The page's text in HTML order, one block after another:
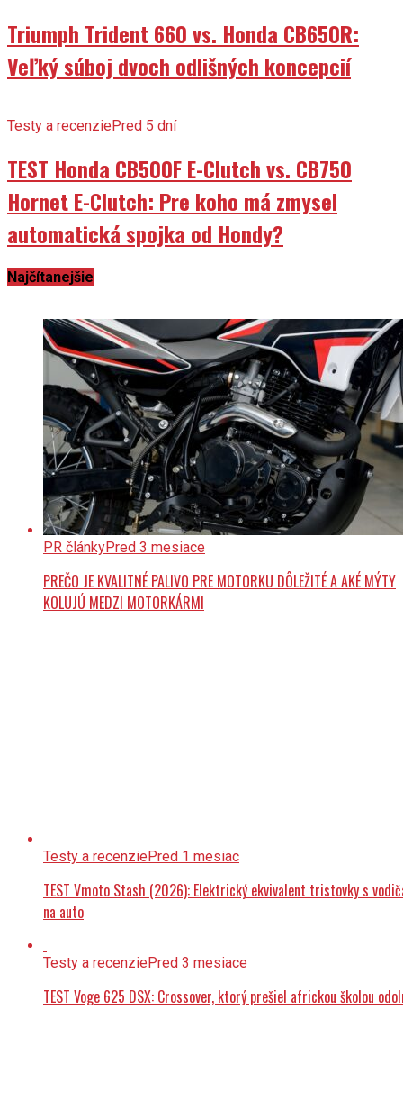
Triumph Trident 660 vs. Honda CB650R:
Veľký súboj dvoch odlišných koncepcií
Testy a recenziePred 5 dní
TEST Honda CB500F E-Clutch vs. CB750
Hornet E-Clutch: Pre koho má zmysel
automatická spojka od Hondy?
Najčítanejšie
PR článkyPred 3 mesiace
PREČO JE KVALITNÉ PALIVO PRE MOTORKU DÔLEŽITÉ A AKÉ MÝTY
KOLUJÚ MEDZI MOTORKÁRMI
Testy a recenziePred 1 mesiac
TEST Vmoto Stash (2026): Elektrický ekvivalent tristovky s
na auto
Testy a recenziePred 3 mesiace
TEST Voge 625 DSX: Crossover, ktorý prešiel africkou školou